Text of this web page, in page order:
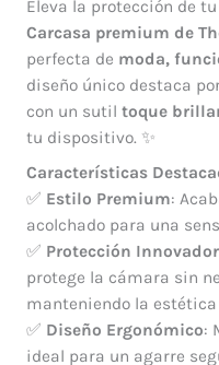
Eleva la protección de
Carcasa premium de
perfecta de moda,
diseño único destaca
con un sutil toque
tu dispositivo. ✨
Características
✅ Estilo Premium:
acolchado para una
✅ Protección
protege la cámara sin
manteniendo la
✅ Diseño Ergonómico:
ideal para un agarre